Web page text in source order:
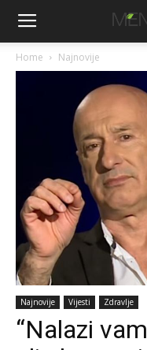
Home Najnovije
Najnovije Vijesti Zdravlje
“Nalazi